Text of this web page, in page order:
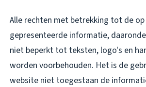
Alle rechten met betrekking tot de
gepresenteerde informatie,
niet beperkt tot teksten, logo's en
worden voorbehouden. Het is de
website niet toegestaan de